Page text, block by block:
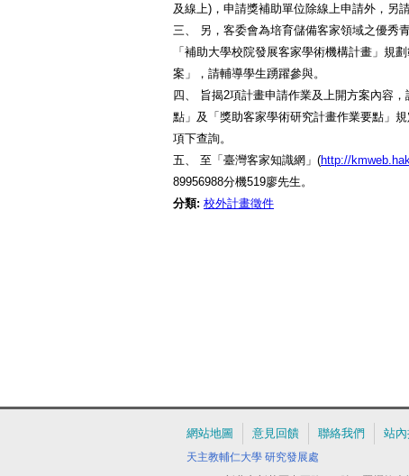
及線上)，申請獎補助單位除線上申請外，另
三、 另，客委會為培育儲備客家領域之優秀
「補助大學校院發展客家學術機構計畫」規
案」，請輔導學生踴躍參與。
四、 旨揭2項計畫申請作業及上開方案內容
點」及「獎助客家學術研究計畫作業要點」
項下查詢。
五、 至「臺灣客家知識網」(http://
89956988分機519廖先生。
分類: 校外計畫徵件
網站地圖 意見回饋 聯絡我們 站
天主教輔仁大學 研究發展處